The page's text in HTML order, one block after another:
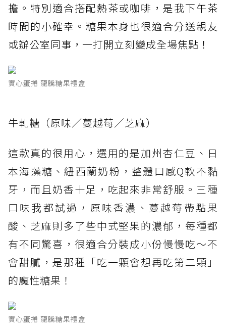
擔。特別適合搭配熱茶或咖啡，是我下午茶
時間的小確幸。糖果本身也很適合分送親友
或辦公室同事，一打開立刻變成全場焦點！
實心蛋捲 龍騰糖果禮盒
牛軋糖（原味／蔓越莓／芝麻）
這款真的很用心，選用的是加州杏仁豆、日
本海藻糖、紐西蘭奶粉，整體口感Q軟不黏
牙，而且奶香十足，吃起來非常舒服。三種
口味我都試過，原味香濃、蔓越莓帶點果
酸、芝麻則多了些中式堅果的濃郁，每種都
有不同驚喜，很適合分裝成小份慢慢吃～不
會甜膩，是那種「吃一顆會想再吃第二顆」
的魔性糖果！
實心蛋捲 龍騰糖果禮盒